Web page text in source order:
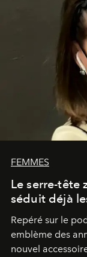
FEMMES
Le serre-tête
séduit déjà
Repéré sur le
emblème des
nouvel